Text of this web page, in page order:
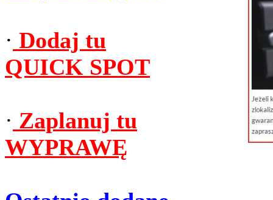
· Dodaj tu
QUICK SPOT
· Zaplanuj tu
WYPRAWĘ